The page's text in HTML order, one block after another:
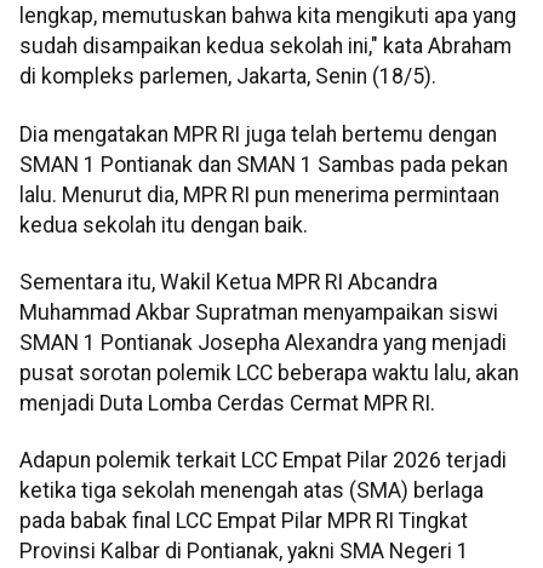
lengkap, memutuskan bahwa kita mengikuti apa yang
sudah disampaikan kedua sekolah ini," kata Abraham
di kompleks parlemen, Jakarta, Senin (18/5).
Dia mengatakan MPR RI juga telah bertemu dengan
SMAN 1 Pontianak dan SMAN 1 Sambas pada pekan
lalu. Menurut dia, MPR RI pun menerima permintaan
kedua sekolah itu dengan baik.
Sementara itu, Wakil Ketua MPR RI Abcandra
Muhammad Akbar Supratman menyampaikan siswi
SMAN 1 Pontianak Josepha Alexandra yang menjadi
pusat sorotan polemik LCC beberapa waktu lalu, akan
menjadi Duta Lomba Cerdas Cermat MPR RI.
Adapun polemik terkait LCC Empat Pilar 2026 terjadi
ketika tiga sekolah menengah atas (SMA) berlaga
pada babak final LCC Empat Pilar MPR RI Tingkat
Provinsi Kalbar di Pontianak, yakni SMA Negeri 1